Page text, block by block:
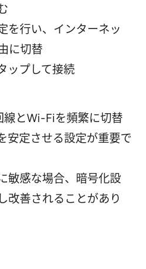
を行い、インターネッ
に切替
ップして接続
線とWi-Fiを頻繁に切替
安定させる設定が重要で
敏感な場合、暗号化設
改善されることがあり